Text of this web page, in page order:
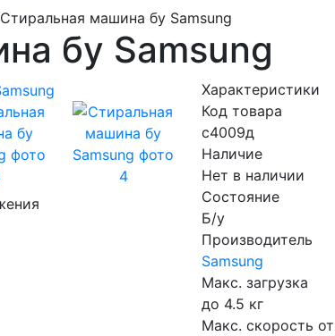
машина бу Samsung
бу Samsung
Характеристики
Код товара
с4009д
Наличие
Нет в наличии
Состояние
Б/у
Производитель
Samsung
Макс. загрузка
до 4.5 кг
Макс. скорость